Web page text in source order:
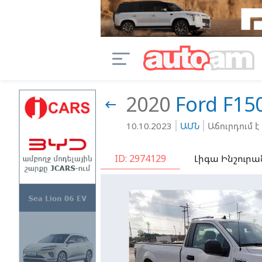
 2020 Ford
10.10.2023 ԱՄՆ Աճուրդում է
ID: 2974129 Լիգա